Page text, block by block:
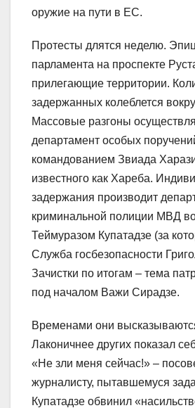
оружие на пути в ЕС.
Протесты длятся неделю.
парламента на проспекте
прилегающие территории.
задержанных колеблется
Массовые разгоны
департамент особых
командованием Звиада
известного как Хареба.
задержания производит
криминальной полиции МВД
Теймуразом Купатадзе (за
Служба госбезопасности
Зачистки по итогам – тема
под началом Важи Сирадзе.
Временами они
Лаконичнее других показал
«Не зли меня сейчас!» –
журналисту, пытавшемуся
Купатадзе обвинил